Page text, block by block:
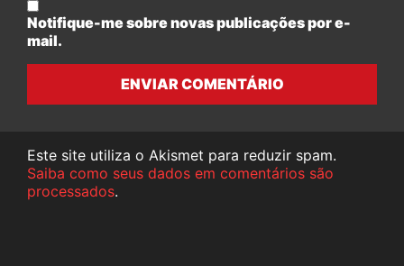
Notifique-me sobre novas publicações por e-
mail.
ENVIAR COMENTÁRIO
Este site utiliza o Akismet para reduzir spam.
Saiba como seus dados em comentários são
processados.